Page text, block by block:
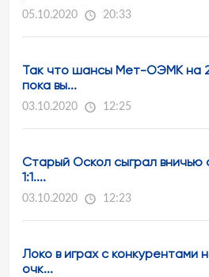
05.10.2020 20:33
Так что шансы Мет-ОЭМК на
пока вы...
03.10.2020 12:25
Старый Оскол сыграл вничью
1:1....
03.10.2020 12:23
Локо в играх с конкурентами
очк...